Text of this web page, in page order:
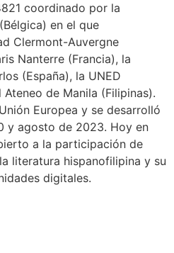
coordinado por la
en el que
Clermont-Auvergne
Nanterre (Francia), la
(España), la UNED
de Manila (Filipinas).
Europea y se desarrolló
y agosto de 2023. Hoy en
a la participación de
literatura hispanofilipina y su
digitales.